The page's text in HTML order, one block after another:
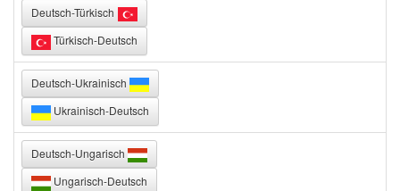
Deutsch-Türkisch
Türkisch-Deutsch
Deutsch-Ukrainisch
Ukrainisch-Deutsch
Deutsch-Ungarisch
Ungarisch-Deutsch